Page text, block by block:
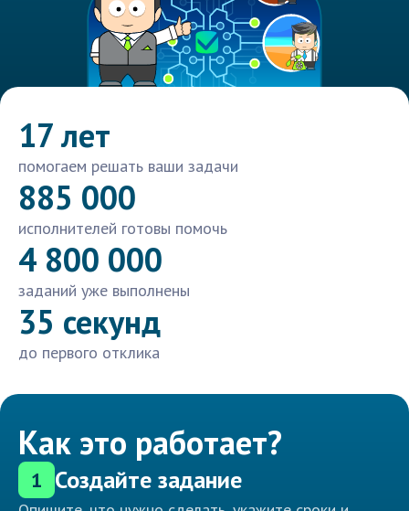
17 лет
помогаем решать ваши задачи
885 000
исполнителей готовы помочь
4 800 000
заданий уже выполнены
35 секунд
до первого отклика
Как это работает?
1 Создайте задание